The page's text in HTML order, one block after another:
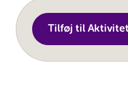
Tilføj til